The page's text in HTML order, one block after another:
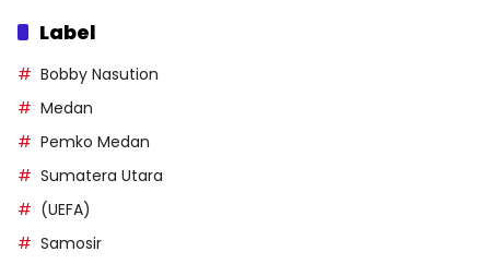
Label
Bobby Nasution
Medan
Pemko Medan
Sumatera Utara
(UEFA)
Samosir